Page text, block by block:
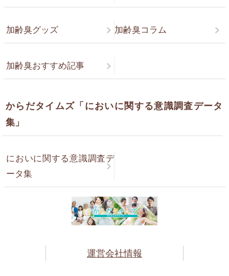
加齢臭グッズ 加齢臭コラム
加齢臭おすすめ記事
からだタイムズ「においに関する意識調査データ
集」
においに関する意識調査デ
ータ集
運営会社情報